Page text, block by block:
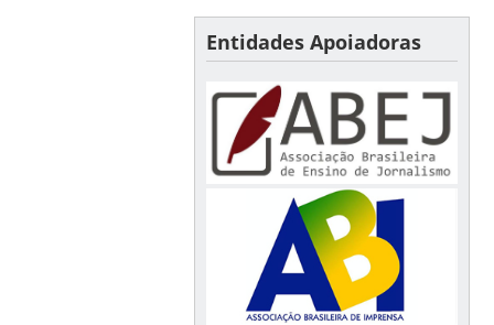
Entidades Apoiadoras